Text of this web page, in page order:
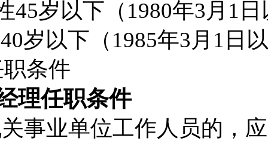
45岁以下（1980年3 月 1
40岁以下（1985年3 月 1 日
条件
理任职条件
事业单位工作人员的，